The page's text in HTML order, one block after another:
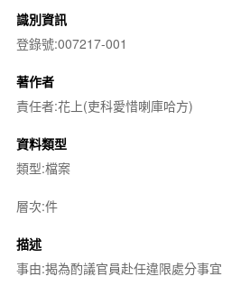
識別資訊
登錄號:007217-001
著作者
責任者:花上(吏科愛惜喇庫哈方)
資料類型
類型:檔案
層次:件
描述
事由:揭為酌議官員赴任違限處分事宜